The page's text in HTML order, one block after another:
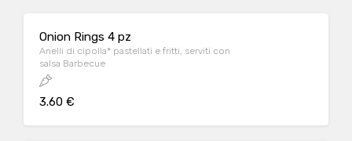
Onion Rings 4 pz
Anelli di cipolla* pastellati e fritti, serviti con
salsa Barbecue
3.60 €